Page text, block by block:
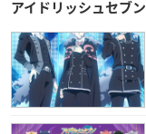
DAY 1
小野賢章 (七瀬 陸 役)
堂大和 役)、阿部 敦 (
也 (亥清 悠 役)、木村
役)、近藤 隆 (御堂虎於
※朗読劇に声のみ出演
アイドリッシュセブ